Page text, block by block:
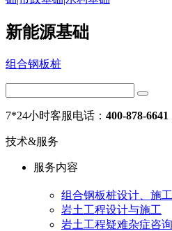
新能源基础
组合钢板桩
7*24小时客服电话： 400-878-6641
技术&服务
服务内容
组合钢板桩设计、施
岩土工程设计与施工
岩土工程疑难杂症咨询